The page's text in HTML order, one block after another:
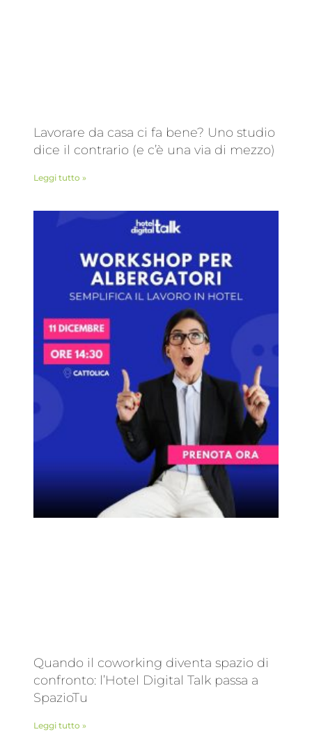
Lavorare da casa ci fa bene? Uno studio
dice il contrario (e c’è una via di mezzo)
Leggi tutto »
Quando il coworking diventa spazio di
confronto: l’Hotel Digital Talk passa a
SpazioTu
Leggi tutto »